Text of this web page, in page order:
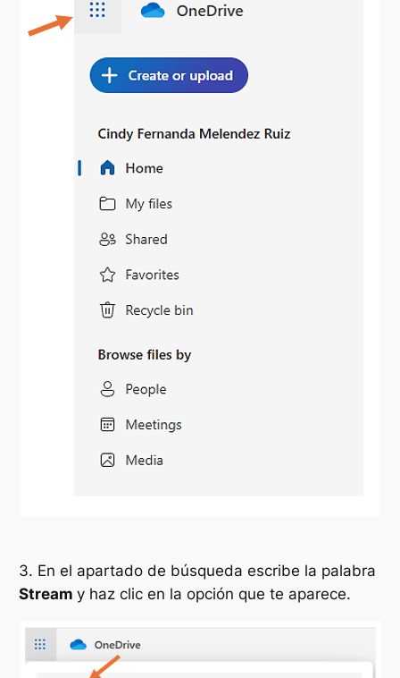
3. En el apartado de búsqueda escribe la palabra
Streamy haz clic en la opción que te aparece.